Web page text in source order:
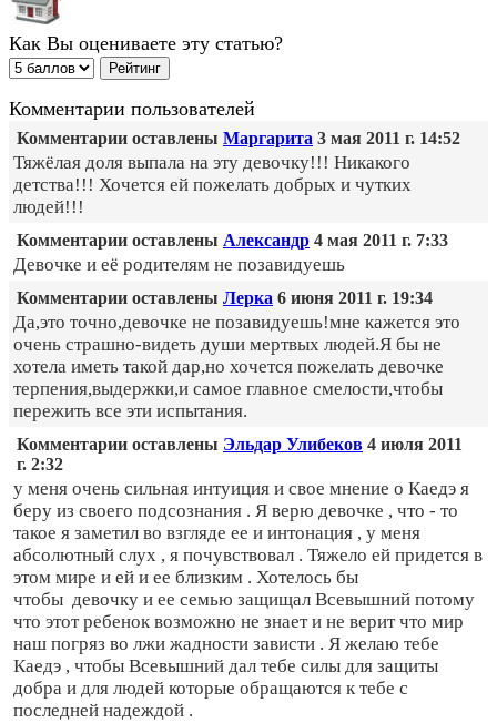
Как Вы оцениваете эту статью?
Комментарии пользователей
Комментарии оставлены Маргарита 3 мая 2011 г. 14:52
Тяжёлая доля выпала на эту девочку!!! Никакого
детства!!! Хочется ей пожелать добрых и чутких
людей!!!
Комментарии оставлены Александр 4 мая 2011 г. 7:33
Девочке и её родителям не позавидуешь
Комментарии оставлены Лерка 6 июня 2011 г. 19:34
Да,это точно,девочке не позавидуешь!мне кажется это
очень страшно-видеть души мертвых людей.Я бы не
хотела иметь такой дар,но хочется пожелать девочке
терпения,выдержки,и самое главное смелости,чтобы
пережить все эти испытания.
Комментарии оставлены Эльдар Улибеков 4 июля 2011
г. 2:32
у меня очень сильная интуиция и свое мнение о Каедэ я
беру из своего подсознания . Я верю девочке , что - то
такое я заметил во взгляде ее и интонация , у меня
абсолютный слух , я почувствовал . Тяжело ей придется в
этом мире и ей и ее близким . Хотелось бы
чтобы девочку и ее семью защищал Всевышний потому
что этот ребенок возможно не знает и не верит что мир
наш погряз во лжи жадности зависти . Я желаю тебе
Каедэ , чтобы Всевышний дал тебе силы для защиты
добра и для людей которые обращаются к тебе с
последней надеждой .